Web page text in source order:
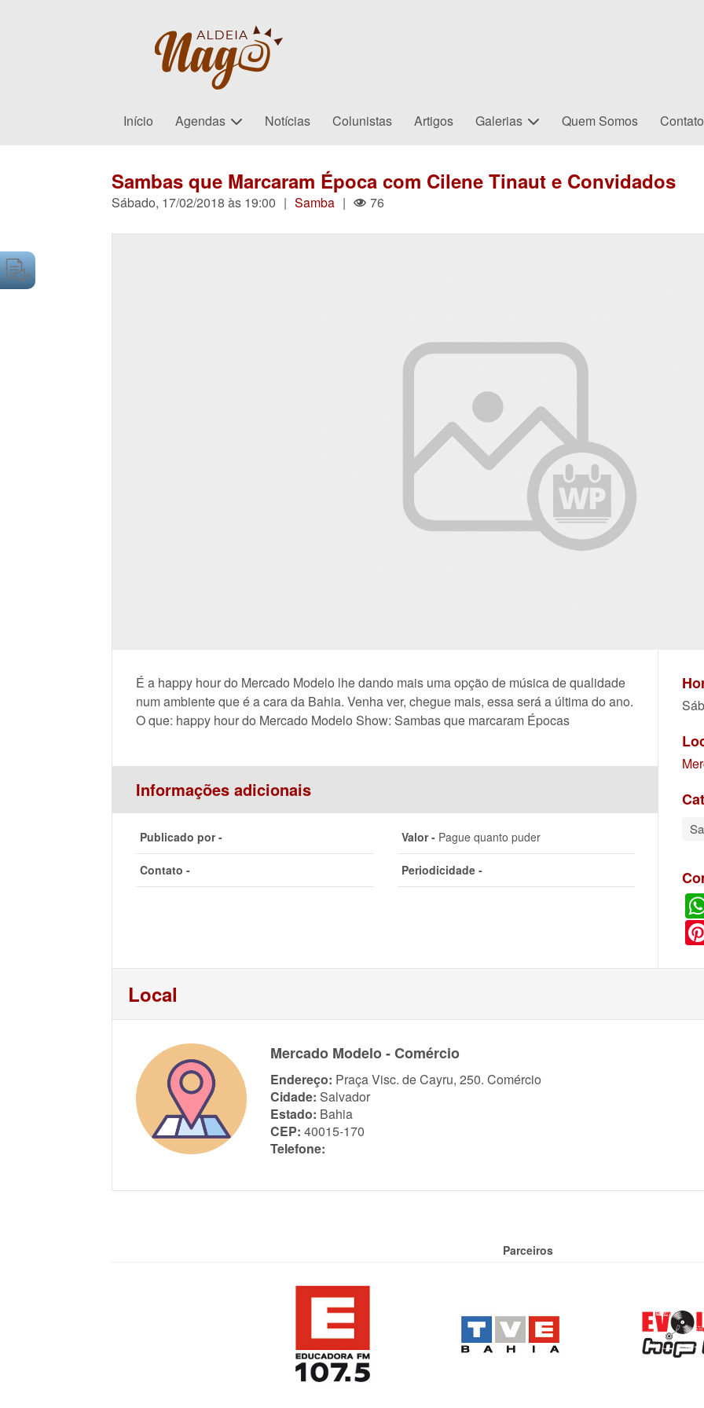
Início Agendas Notícias Colunistas Artigos Galerias Quem Somos Contato
Sambas que Marcaram Época com Cilene Tinaut e Convidados
Sábado, 17/02/2018 às 19:00 | Samba | 76
É a happy hour do Mercado Modelo lhe dando mais uma opção de música de qualidade
num ambiente que é a cara da Bahia. Venha ver, chegue mais, essa será a última do ano.
O que: happy hour do Mercado Modelo Show: Sambas que marcaram Épocas
Informações adicionais
Publicado por - Valor -Pague quanto puder
Contato - Periodicidade -
Local
Mercado Modelo - Comércio
Endereço: Praça Visc. de Cayru, 250. Comércio
Cidade: Salvador
Estado: Bahia
CEP: 40015-170
Telefone:
Parceiros